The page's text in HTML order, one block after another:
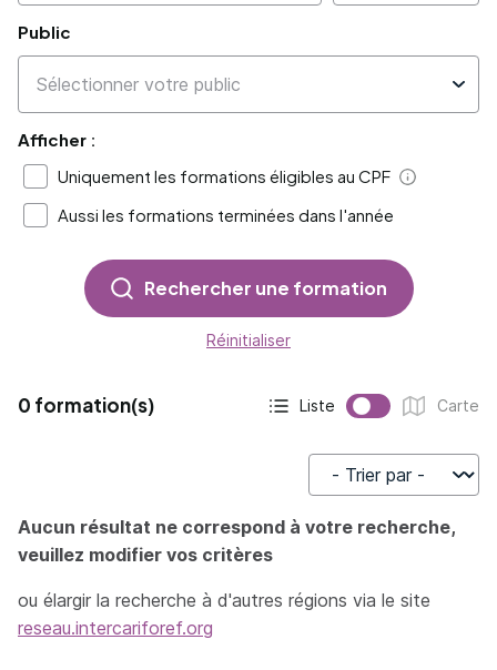
Public
Afficher :
Uniquement les formations éligibles au CPF
Aide
Aussi les formations terminées dans l'année
Rechercher une formation
Réinitialiser
0 formation(s)
Affichage actif :
Liste
Affichage :
Carte
Trier par
Aucun résultat ne correspond à votre recherche,
veuillez modifier vos critères
ou élargir la recherche à d'autres régions via le site
reseau.intercariforef.org